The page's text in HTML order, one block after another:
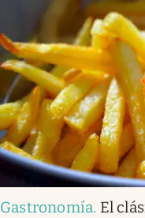
Gastronomía. El